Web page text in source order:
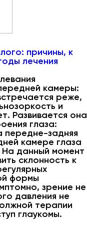
причины, к
лечения
камеры:
реже,
и
Развивается она
глаза:
передне-задняя
камере глаза
На данный момент
склонность к
формы
зрение не
давления не
терапии
глаукомы.